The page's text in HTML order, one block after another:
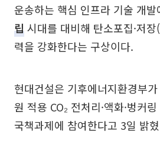
운송하는 핵심 인프라 기술 개발
립시대를 대비해 탄소포집·저
력을 강화한다는 구상이다.
현대건설은 기후에너지환경부
원 적용 CO₂ 전처리·액화·벙커
국책과제에 참여한다고 3일 밝